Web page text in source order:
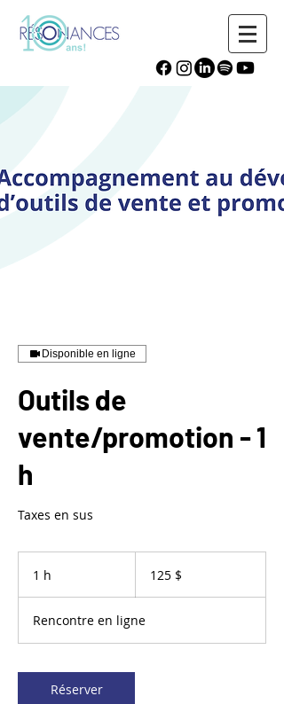
Disponible en ligne
Outils de
vente/promotion - 1
h
Taxes en sus
1 h 125 $
Rencontre en ligne
Réserver